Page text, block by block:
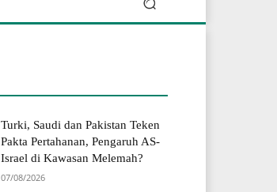
Turki, Saudi dan Pakistan Teken
Pakta Pertahanan, Pengaruh AS-
Israel di Kawasan Melemah?
07/08/2026